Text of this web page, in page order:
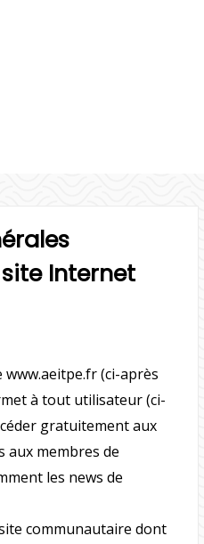
Internet
www.aeitpe.fr (ci-après
à tout utilisateur (ci-
gratuitement aux
aux membres de
les news de
site communautaire dont